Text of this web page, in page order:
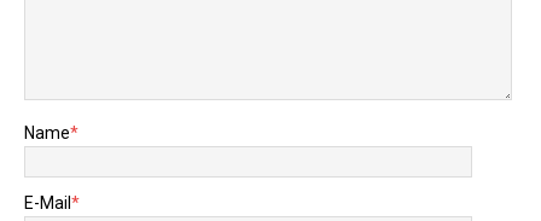
Name*
E-Mail *